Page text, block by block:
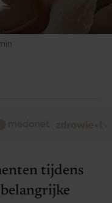
tijdens